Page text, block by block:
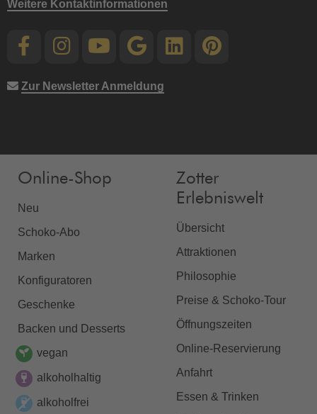
Weitere Kontaktinformationen
Zur Newsletter Anmeldung
Online-Shop
Neu
Schoko-Abo
Marken
Konfiguratoren
Geschenke
Backen und Desserts
vegan
alkoholhaltig
alkoholfrei
Zotter
Erlebniswelt
Übersicht
Attraktionen
Philosophie
Preise & Schoko-Tour
Öffnungszeiten
Online-Reservierung
Anfahrt
Essen & Trinken